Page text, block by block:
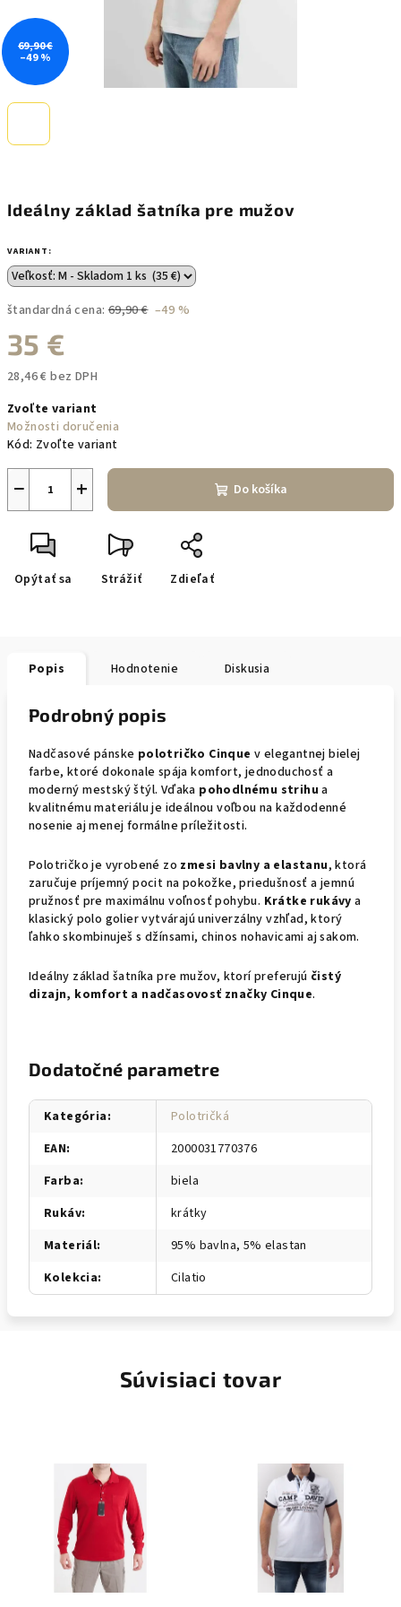
Ideálny základ šatníka pre mužov
VARIANT:
štandardná cena: 69,90 € –49 %
35 €
28,46 € bez DPH
cena:
Zvoľte variant
Možnosti doručenia
Kód: Zvoľte variant
+
− Do košíka
Opýtať sa Strážiť Zdieľať
69,90 €
–49 %
Popis Hodnotenie Diskusia
Podrobný popis
Nadčasové pánske polotričko Cinque v elegantnej bielej
farbe, ktoré dokonale spája komfort, jednoduchosť a
moderný mestský štýl. Vďaka pohodlnému strihu a
kvalitnému materiálu je ideálnou voľbou na každodenné
nosenie aj menej formálne príležitosti.
Polotričko je vyrobené zo zmesi bavlny a elastanu, ktorá
zaručuje príjemný pocit na pokožke, priedušnosť a jemnú
pružnosť pre maximálnu voľnosť pohybu. Krátke rukávy a
klasický polo golier vytvárajú univerzálny vzhľad, ktorý
ľahko skombinuješ s džínsami, chinos nohavicami aj sakom.
Ideálny základ šatníka pre mužov, ktorí preferujú čistý
dizajn, komfort a nadčasovosť značky Cinque.
Dodatočné parametre
Kategória:
Polotričká
EAN:
2000031770376
Farba:
biela
Rukáv:
krátky
Materiál:
95% bavlna, 5% elastan
Kolekcia: Cilatio
Súvisiaci tovar